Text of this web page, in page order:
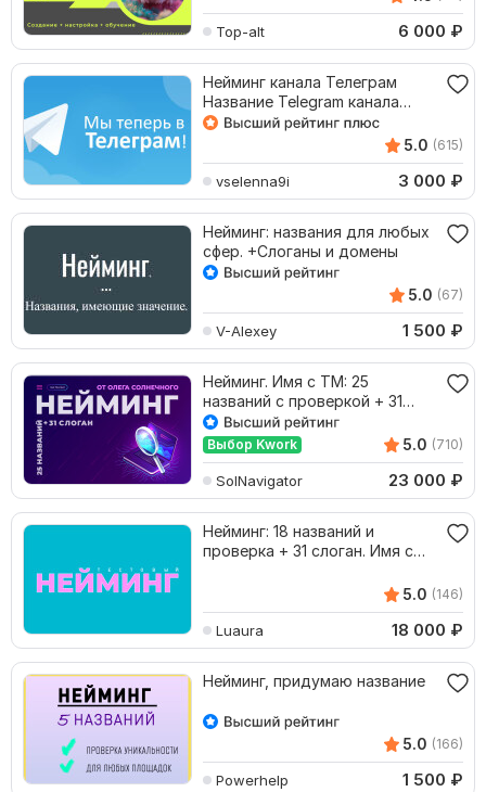
Top-alt 6 000 ₽
Нейминг канала Телеграм
Название Telegram канала
вашего проекта
5.0 (615)
vselenna9i 3 000 ₽
Нейминг: названия для любых
сфер. +Слоганы и домены
5.0 (67)
V-Alexey 1 500 ₽
Нейминг. Имя с ТМ: 25
названий с проверкoй + 31
слоган
Выбор Kwork 5.0 (710)
SolNavigator 23 000 ₽
Нейминг: 18 названий и
проверка + 31 слоган. Имя с
5.0 (146)
Luaura 18 000 ₽
Нейминг, придумаю название
5.0 (166)
Powerhelp 1 500 ₽